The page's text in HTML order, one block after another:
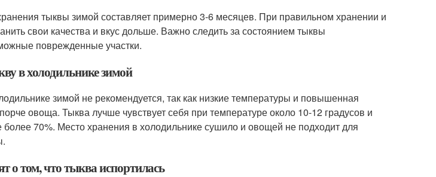
тыквы зимой составляет примерно 3-6 месяцев. При правильном хранении и
свои качества и вкус дольше. Важно следить за состоянием тыквы
поврежденные участки.
в холодильнике зимой
зимой не рекомендуется, так как низкие температуры и повышенная
овоща. Тыква лучше чувствует себя при температуре около 10-12 градусов и
более 70%. Место хранения в холодильнике сушило и овощей не подходит для
о том, что тыква испортилась